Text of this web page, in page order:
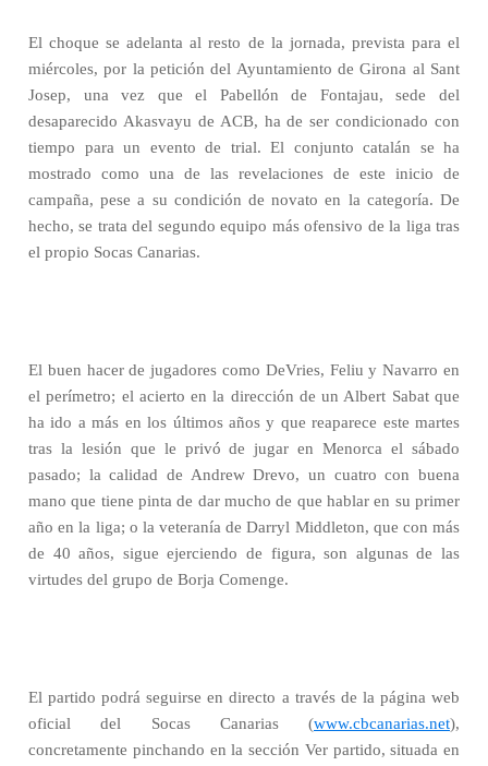
El choque se adelanta al resto de la jornada, prevista para el
miércoles, por la petición del Ayuntamiento de Girona al Sant
Josep, una vez que el Pabellón de Fontajau, sede del
desaparecido Akasvayu de ACB, ha de ser condicionado con
tiempo para un evento de trial. El conjunto catalán se ha
mostrado como una de las revelaciones de este inicio de
campaña, pese a su condición de novato en la categoría. De
hecho, se trata del segundo equipo más ofensivo de la liga tras
el propio Socas Canarias.
El buen hacer de jugadores como DeVries, Feliu y Navarro en
el perímetro; el acierto en la dirección de un Albert Sabat que
ha ido a más en los últimos años y que reaparece este martes
tras la lesión que le privó de jugar en Menorca el sábado
pasado; la calidad de Andrew Drevo, un cuatro con buena
mano que tiene pinta de dar mucho de que hablar en su primer
año en la liga; o la veteranía de Darryl Middleton, que con más
de 40 años, sigue ejerciendo de figura, son algunas de las
virtudes del grupo de Borja Comenge.
El partido podrá seguirse en directo a través de la página web
oficial del Socas Canarias (www.cbcanarias.net),
concretamente pinchando en la sección Ver partido, situada en